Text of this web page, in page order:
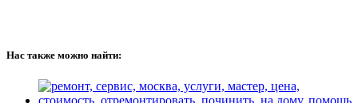
Нас также можно найти: